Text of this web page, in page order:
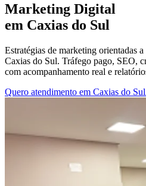
Marketing Digital
em Caxias do Sul
Estratégias de marketing orientadas a
Caxias do Sul. Tráfego pago, SEO,
com acompanhamento real e
Quero atendimento em Caxias do Sul